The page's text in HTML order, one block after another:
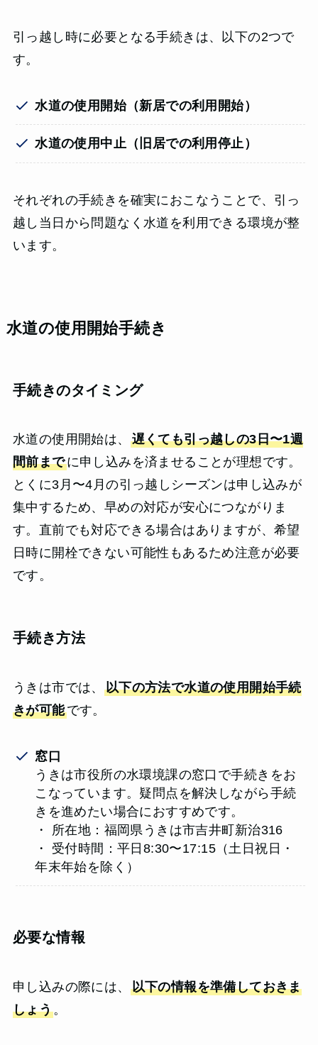
引っ越し時に必要となる手続きは、以下の2つで
す。
水道の使用開始（新居での利用開始）
水道の使用中止（旧居での利用停止）
それぞれの手続きを確実におこなうことで、引っ
越し当日から問題なく水道を利用できる環境が整
います。
水道の使用開始手続き
手続きのタイミング
水道の使用開始は、 遅くても引っ越しの3日〜1週
間前までに申し込みを済ませることが理想です。
とくに3月〜4月の引っ越しシーズンは申し込みが
集中するため、早めの対応が安心につながりま
す。直前でも対応できる場合はありますが、希望
日時に開栓できない可能性もあるため注意が必要
です。
手続き方法
うきは市では、 以下の方法で水道の使用開始手続
きが可能です。
窓口
うきは市役所の水環境課の窓口で手続きをお
こなっています。疑問点を解決しながら手続
きを進めたい場合におすすめです。
・ 所在地：福岡県うきは市吉井町新治316
・ 受付時間：平日8:30〜17:15（土日祝日・
年末年始を除く）
必要な情報
申し込みの際には、 以下の情報を準備しておきま
しょう。